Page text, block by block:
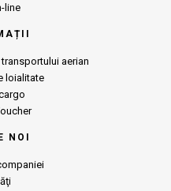
line
aerian
loialitate
NOI